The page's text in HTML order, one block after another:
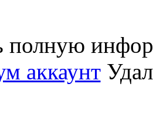
полную
аккаунт